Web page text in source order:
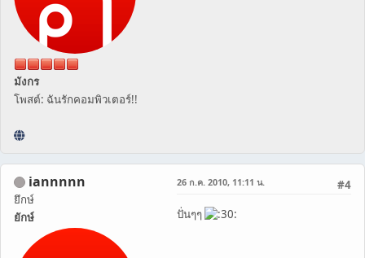
มังกร
โพสต์: ฉันรักคอมพิวเตอร์!!
iannnnn
ยึกษ์
ยักษ์
#4
26 ก.ค. 2010, 11:11 น.
ปั่นๆๆ